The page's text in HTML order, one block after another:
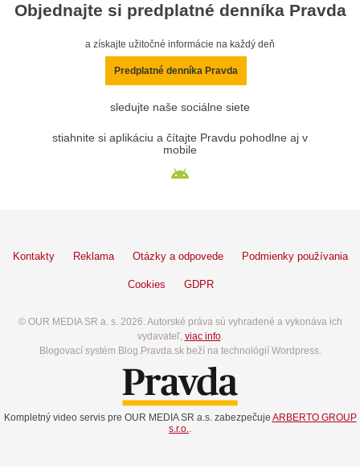
Objednajte si predplatné denníka Pravda
a získajte užitočné informácie na každý deň
Predplatné denníka Pravda
sledujte naše sociálne siete
stiahnite si aplikáciu a čítajte Pravdu pohodlne aj v
mobile
Kontakty Reklama Otázky a odpovede Podmienky používania
Cookies GDPR
© OUR MEDIA SR a. s. 2026. Autorské práva sú vyhradené a vykonáva ich
vydavateľ, viac info.
Blogovací systém Blog.Pravda.sk beží na technológií Wordpress.
Kompletný video servis pre OUR MEDIA SR a.s. zabezpečuje ARBERTO GROUP
s.r.o..